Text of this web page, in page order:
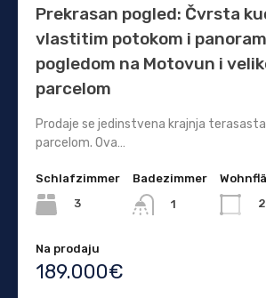
Prekrasan pogled: Čvrsta
vlastitim potokom i
pogledom na Motovun i
parcelom
Prodaje se jedinstvena krajnja
parcelom. Ova…
Schlafzimmer
3
Badezimmer
1
Na prodaju
189.000€